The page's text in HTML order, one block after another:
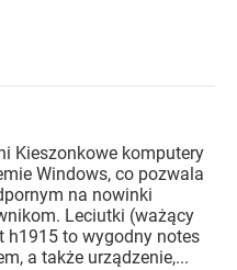
Kieszonkowe komputery
Windows, co pozwala
na nowinki
Leciutki (ważący
h1915 to wygodny notes
a także urządzenie,...